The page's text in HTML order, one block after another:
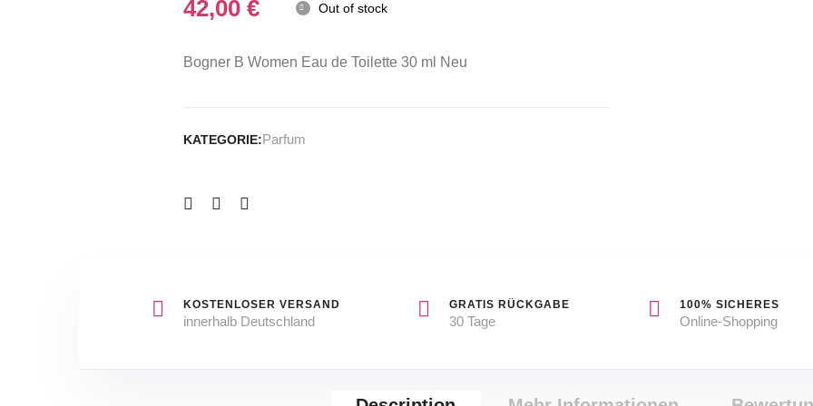
42,00 € Out of stock
Bogner B Women Eau de Toilette 30 ml Neu
KATEGORIE:Parfum
KOSTENLOSER VERSAND
innerhalb Deutschland
GRATIS RÜCKGABE
30 Tage
100% SICHERES
Online-Shopping